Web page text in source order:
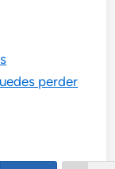
perder